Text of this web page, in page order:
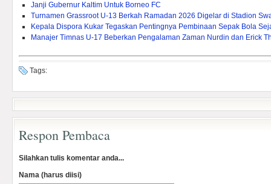
Janji Gubernur Kaltim Untuk Borneo FC
Turnamen Grassroot U-13 Berkah Ramadan 2026 Digelar di Stadion
Kepala Dispora Kukar Tegaskan Pentingnya Pembinaan Sepak Bola
Manajer Timnas U-17 Beberkan Pengalaman Zaman Nurdin dan Erick
Tags:
Respon Pembaca
Silahkan tulis komentar anda...
Nama (harus diisi)